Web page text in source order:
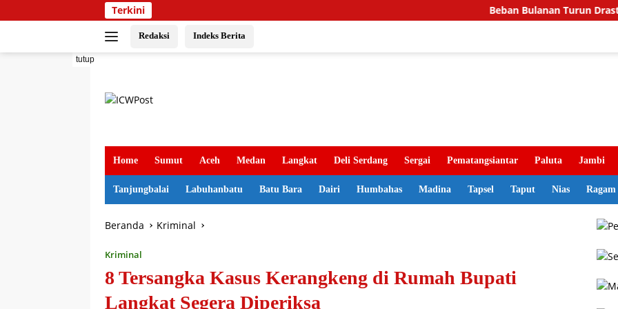
ke
Terkini Beban Bulanan Turun Drastis,
Redaksi Indeks Berita
tutup
Home Sumut Aceh Medan Langkat Deli Serdang Sergai Pematangsiantar Paluta Jambi
Tanjungbalai Labuhanbatu Batu Bara Dairi Humbahas Madina Tapsel Taput Nias Ragam
Beranda Kriminal
Kriminal
8 Tersangka Kasus Kerangkeng di Rumah Bupati
Langkat Segera Diperiksa